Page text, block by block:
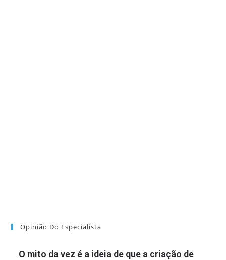
Opinião Do Especialista
O mito da vez é a ideia de que a criação de